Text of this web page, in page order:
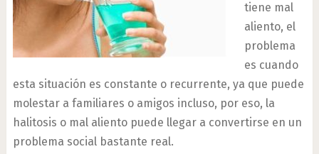
tiene mal
aliento, el
problema
es cuando
esta situación es constante o recurrente, ya que puede
molestar a familiares o amigos incluso, por eso, la
halitosis o mal aliento puede llegar a convertirse en un
problema social bastante real.